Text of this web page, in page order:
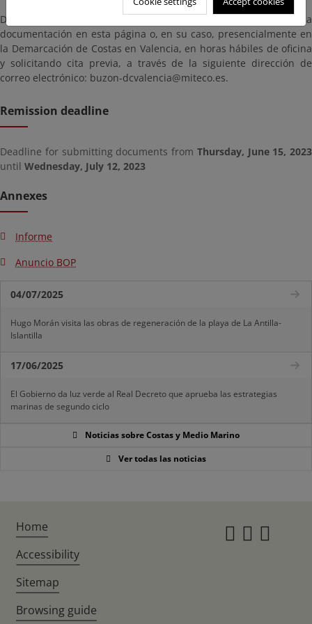
Durante dicho plazo, los interesados podrán examinar la
documentación en esta página o, en su caso, presencialmente en
la Demarcación de Costas en Valencia, en horas hábiles de oficina
y solicitando cita previa, a través de la siguiente dirección de
correo electrónico: buzon-dcvalencia@miteco.es.
Remission deadline
Deadline for submitting documents from Thursday, June 15, 2023
until Wednesday, July 12, 2023
Annexes
Informe
Anuncio BOP
04/07/2025
Hugo Morán visita las obras de regeneración de la playa de La Antilla-
Islantilla
17/06/2025
El Gobierno da luz verde al Real Decreto que aprueba las estrategias
marinas de segundo ciclo
Noticias sobre Costas y Medio Marino
Ver todas las noticias
Home
Accessibility
Sitemap
Browsing guide